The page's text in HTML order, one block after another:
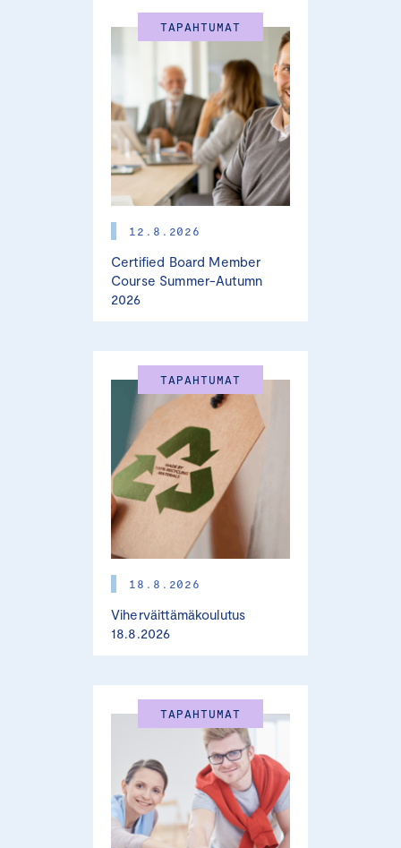
TAPAHTUMAT
12.8.2026
Certified Board Member
Course Summer-Autumn
2026
TAPAHTUMAT
18.8.2026
Viherväittämäkoulutus
18.8.2026
TAPAHTUMAT